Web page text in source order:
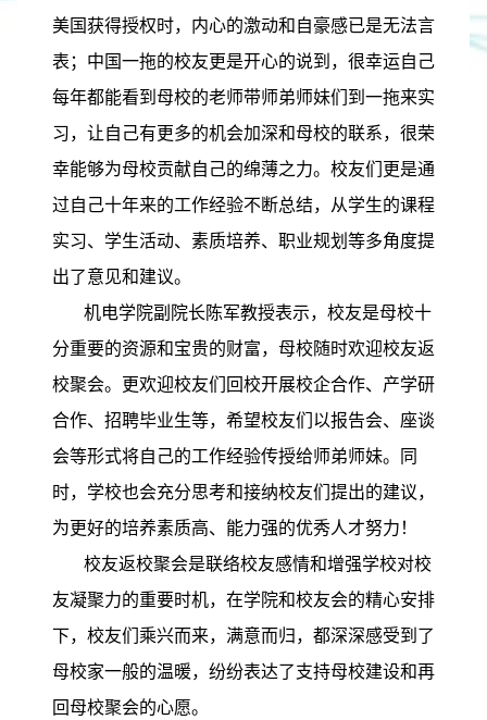
美国获得授权时，内心的激动和自豪感已是无法言
表；中国一拖的校友更是开心的说到，很幸运自己
每年都能看到母校的老师带师弟师妹们到一拖来实
习，让自己有更多的机会加深和母校的联系，很荣
幸能够为母校贡献自己的绵薄之力。校友们更是通
过自己十年来的工作经验不断总结，从学生的课程
实习、学生活动、素质培养、职业规划等多角度提
出了意见和建议。
机电学院副院长陈军教授表示，校友是母校十
分重要的资源和宝贵的财富，母校随时欢迎校友返
校聚会。更欢迎校友们回校开展校企合作、产学研
合作、招聘毕业生等，希望校友们以报告会、座谈
会等形式将自己的工作经验传授给师弟师妹。同
时，学校也会充分思考和接纳校友们提出的建议，
为更好的培养素质高、能力强的优秀人才努力！
校友返校聚会是联络校友感情和增强学校对校
友凝聚力的重要时机，在学院和校友会的精心安排
下，校友们乘兴而来，满意而归，都深深感受到了
母校家一般的温暖，纷纷表达了支持母校建设和再
回母校聚会的心愿。